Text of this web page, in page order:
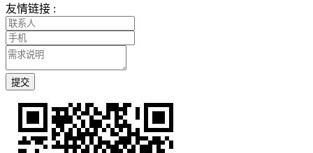
友情链接 :
提交